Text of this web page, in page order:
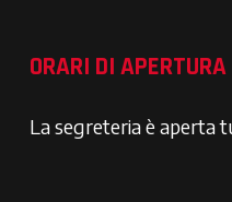
ORARI DI APERTURA
La segreteria è aperta